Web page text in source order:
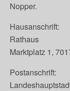
Nopper.
Hausanschrift:
Rathaus
Marktplatz 1,
Postanschrift: